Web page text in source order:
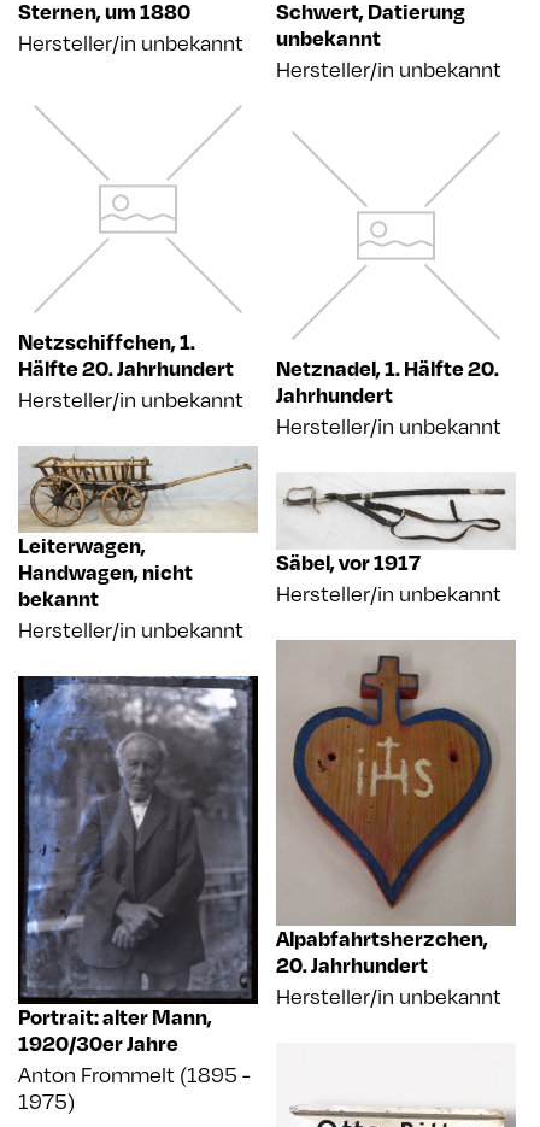
Bezeichnung
Material, Technik
Sternen,um 1880
Hersteller/in unbekannt
Schwert,Datierung
unbekannt
Hersteller/in unbekannt
Netzschiffchen,1.
Hälfte 20. Jahrhundert
Hersteller/in unbekannt
Netznadel,1. Hälfte 20.
Jahrhundert
Hersteller/in unbekannt
Leiterwagen,
Handwagen,nicht
bekannt
Hersteller/in unbekannt
Säbel,vor 1917
Hersteller/in unbekannt
Alpabfahrtsherzchen,
20. Jahrhundert
Hersteller/in unbekannt
Portrait: alter Mann,
1920/30er Jahre
Anton Frommelt (1895 -
1975)